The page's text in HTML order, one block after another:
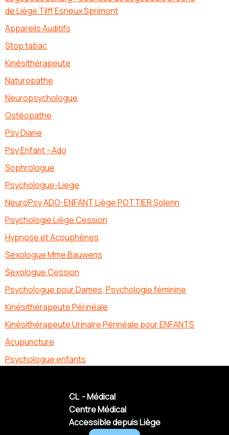
de Liège Tilff Esneux Sprimont
Appareils Auditifs
Stop tabac
Kinésithérapeute
Naturopathe
Neuropsychologue
Ostéopathe
Psy Diane
Psy Enfant - Ado
Sophrologue
Psychologue-Liege
NeuroPsy ADO-ENFANT Liège POTTIER Solenn
Psychologie Liège Cession
Hypnose et Acouphènes
Sexologue Mme Bauwens
Sexologue Cession
Psychologue pour Dames, Psychologie féminine
Kinésithérapeute Périnéale
Kinésithérapeute Urinaire Périnéale pour ENFANTS
Acupuncture
Psychologue enfants
CL - Médical
Centre Médical
Accessible depuis Liège